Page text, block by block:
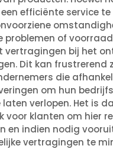
efficiënte service te
problemen of
vertragingen bij het
Dit kan frustrerend
die
om hun
laten verlopen. Het is
voor klanten om hier
en indien nodig
vertragingen te